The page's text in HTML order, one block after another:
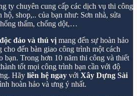
ty chuyên cung cấp các dịch vụ thi công
shop,.. của bạn như: Sơn nhà, sửa
thấm, chống dột,…
đáo và thú vị mang đến sự hoàn hảo
đến bàn giao công trình một cách
bạn. Trong hơn 10 năm thi công và thiết
tốt mọi công trình bạn cần với độ
Hãy liên hệ ngay với Xây Dựng Sài
hoàn hảo và ưng ý nhất.